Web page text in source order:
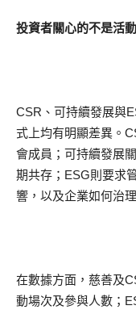
投資者關心的不是活
CSR、可持續發展與
式上均有明顯差異。
會成員；可持續發展
期共存；ESG則要求
響，以及企業如何治
在數據方面，慈善及
動場次及參與人數；